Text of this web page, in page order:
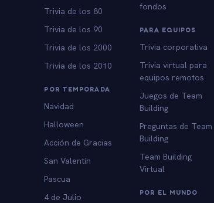
Trivia de los 80
Trivia de los 90
Trivia de los 2000
Trivia de los 2010
POR TEMPORADA
Navidad
Halloween
Acción de Gracias
San Valentín
Pascua
4 de Julio
fondos
PARA EQUIPOS
Trivia corporativa
Trivia virtual para
equipos remotos
Juegos de Team
Building
Preguntas de Team
Building
Team Building
Virtual
POR EL MUNDO